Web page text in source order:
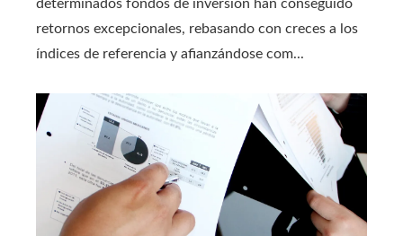
determinados fondos de inversión han conseguido
retornos excepcionales, rebasando con creces a los
índices de referencia y afianzándose com...